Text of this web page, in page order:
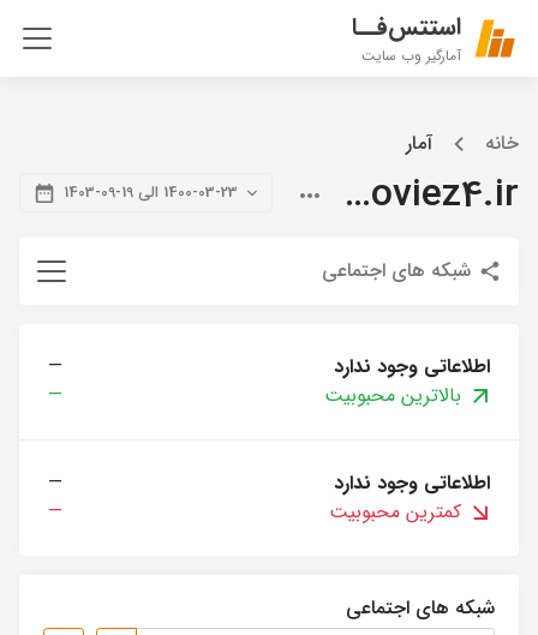
استتس‌فــا
آمارگیر وب سایت
خانه آمار
citymoviez4.ir 1400-03-23 الی 19-09-1403
شبکه های اجتماعی
اطلاعاتی وجود ندارد
—
بالاترین محبوبیت
—
اطلاعاتی وجود ندارد
—
کمترین محبوبیت
—
شبکه های اجتماعی